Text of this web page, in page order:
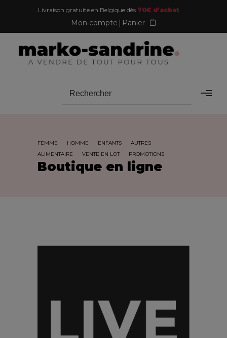
Livraison gratuite en Belgique dès 70€ d'achat
Mon compte Panier
FEMME HOMME ENFANTS
AUTRES
ALIMENTAIRE
VENTE EN LOT PROMOTIONS
Boutique en ligne